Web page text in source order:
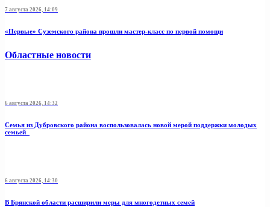
7 августа 2026, 14:09
«Первые» Суземского района прошли мастер-класс по первой помощи
Областные новости
6 августа 2026, 14:32
Семья из Дубровского района воспользовалась новой мерой поддержки молодых
семьей
6 августа 2026, 14:30
В Брянской области расширили меры для многодетных семей